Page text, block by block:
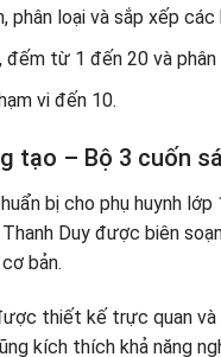
phân loại và sắp xếp các
từ 1 đến 20 và phân
vi đến 10.
tạo – Bộ 3 cuốn
bị cho phụ huynh
Duy được biên
bản.
thiết kế trực quan
kích thích khả năng